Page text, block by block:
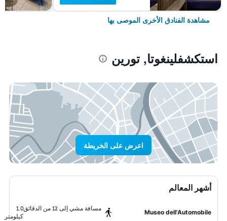
مشاهدة الفنادق الأخرى الموصى بها
استكشفلينغوتا, تورين
اعرض على الخريطة
أشهر المعالم
Museo dell'Automobile
مسافة مشي إلى 12 من الدقائق
1.0
كيلومتر